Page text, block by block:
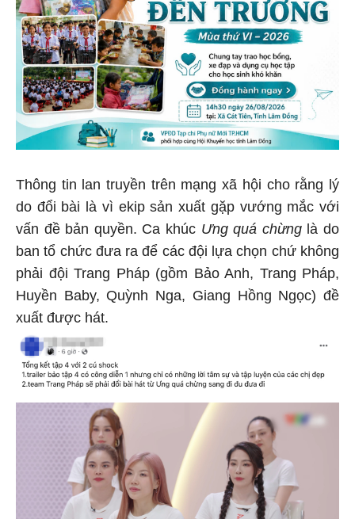
Thông tin lan truyền trên mạng xã hội cho rằng lý
do đổi bài là vì ekip sản xuất gặp vướng mắc với
vấn đề bản quyền. Ca khúc Ưng quá chừnglà do
ban tổ chức đưa ra để các đội lựa chọn chứ không
phải đội Trang Pháp (gồm Bảo Anh, Trang Pháp,
Huyền Baby, Quỳnh Nga, Giang Hồng Ngọc) đề
xuất được hát.